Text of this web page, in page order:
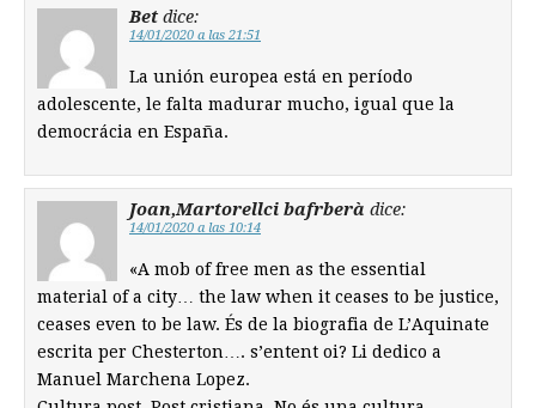
Bet dice:
14/01/2020 a las 21:51
La unión europea está en período
adolescente, le falta madurar mucho, igual que la
democrácia en España.
Joan,Martorellci bafrberà dice:
14/01/2020 a las 10:14
«A mob of free men as the essential
material of a city… the law when it ceases to be justice,
ceases even to be law. És de la biografia de L’Aquinate
escrita per Chesterton…. s’entent oi? Li dedico a
Manuel Marchena Lopez.